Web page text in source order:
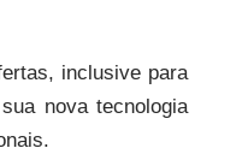
inclusive para
nova tecnologia